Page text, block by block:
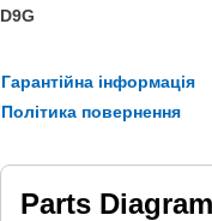
D9G
Гарантійна інформація
Політика повернення
Parts